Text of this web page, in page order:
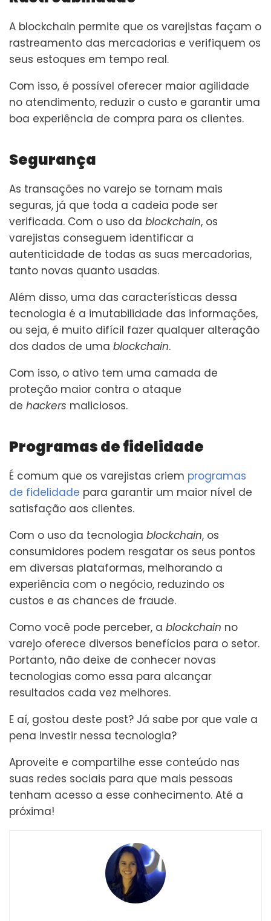
A blockchain permite que os varejistas façam o
rastreamento das mercadorias e verifiquem os
seus estoques em tempo real.
Com isso, é possível oferecer maior agilidade
no atendimento, reduzir o custo e garantir uma
boa experiência de compra para os clientes.
Segurança
As transações no varejo se tornam mais
seguras, já que toda a cadeia pode ser
verificada. Com o uso da blockchain, os
varejistas conseguem identificar a
autenticidade de todas as suas mercadorias,
tanto novas quanto usadas.
Além disso, uma das características dessa
tecnologia é a imutabilidade das informações,
ou seja, é muito difícil fazer qualquer alteração
dos dados de uma blockchain.
Com isso, o ativo tem uma camada de
proteção maior contra o ataque
de hackers maliciosos.
Programas de fidelidade
É comum que os varejistas criem programas
de fidelidade para garantir um maior nível de
satisfação aos clientes.
Com o uso da tecnologia blockchain, os
consumidores podem resgatar os seus pontos
em diversas plataformas, melhorando a
experiência com o negócio, reduzindo os
custos e as chances de fraude.
Como você pode perceber, a blockchain no
varejo oferece diversos benefícios para o setor.
Portanto, não deixe de conhecer novas
tecnologias como essa para alcançar
resultados cada vez melhores.
E aí, gostou deste post? Já sabe por que vale a
pena investir nessa tecnologia?
Aproveite e compartilhe esse conteúdo nas
suas redes sociais para que mais pessoas
tenham acesso a esse conhecimento. Até a
próxima!